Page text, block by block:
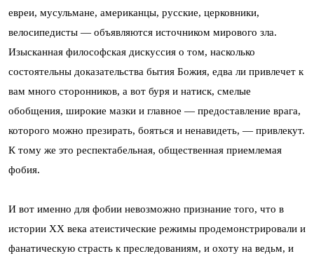
евреи, мусульмане, американцы, русские, церковники,
велосипедисты — объявляются источником мирового зла.
Изысканная философская дискуссия о том, насколько
состоятельны доказательства бытия Божия, едва ли привлечет к
вам много сторонников, а вот буря и натиск, смелые
обобщения, широкие мазки и главное — предоставление врага,
которого можно презирать, бояться и ненавидеть, — привлекут.
К тому же это респектабельная, общественная приемлемая
фобия.
И вот именно для фобии невозможно признание того, что в
истории ХХ века атеистические режимы продемонстрировали и
фанатическую страсть к преследованиям, и охоту на ведьм, и